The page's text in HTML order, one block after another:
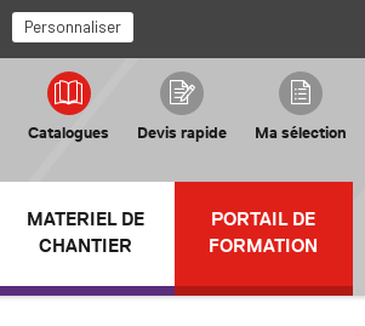
Mon compte Distributeur
Catalogues Devis rapide Ma sélection
MATERIEL DE
CHANTIER
PORTAIL DE
FORMATION
Personnaliser